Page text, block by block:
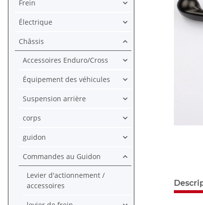
Frein
Électrique
Châssis
Accessoires Enduro/Cross
Équipement des véhicules
Suspension arrière
corps
guidon
Commandes au Guidon
Levier d'actionnement /
accessoires